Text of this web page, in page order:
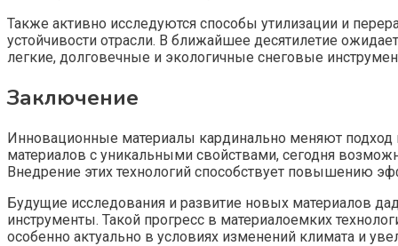
Также активно исследуются способы утилизации и
устойчивости отрасли. В ближайшее десятилетие
легкие, долговечные и экологичные снеговые
Заключение
Инновационные материалы кардинально меняют подход
материалов с уникальными свойствами, сегодня
Внедрение этих технологий способствует повышению
Будущие исследования и развитие новых материалов
инструменты. Такой прогресс в материалоемких
особенно актуально в условиях изменений климата и